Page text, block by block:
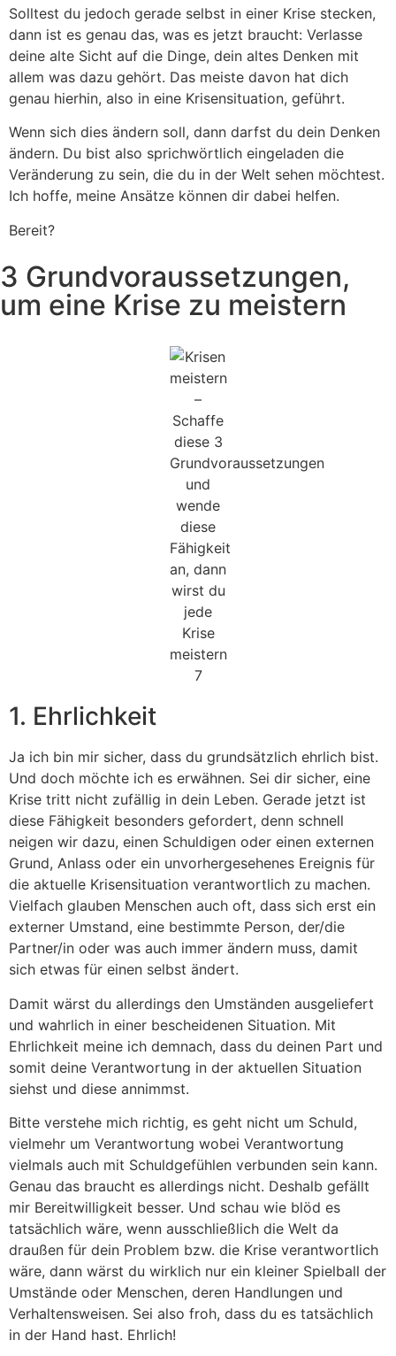
Solltest du jedoch gerade selbst in einer Krise stecken,
dann ist es genau das, was es jetzt braucht: Verlasse
deine alte Sicht auf die Dinge, dein altes Denken mit
allem was dazu gehört. Das meiste davon hat dich
genau hierhin, also in eine Krisensituation, geführt.
Wenn sich dies ändern soll, dann darfst du dein Denken
ändern. Du bist also sprichwörtlich eingeladen die
Veränderung zu sein, die du in der Welt sehen möchtest.
Ich hoffe, meine Ansätze können dir dabei helfen.
Bereit?
3 Grundvoraussetzungen,
um eine Krise zu meistern
1. Ehrlichkeit
Ja ich bin mir sicher, dass du grundsätzlich ehrlich bist.
Und doch möchte ich es erwähnen. Sei dir sicher, eine
Krise tritt nicht zufällig in dein Leben. Gerade jetzt ist
diese Fähigkeit besonders gefordert, denn schnell
neigen wir dazu, einen Schuldigen oder einen externen
Grund, Anlass oder ein unvorhergesehenes Ereignis für
die aktuelle Krisensituation verantwortlich zu machen.
Vielfach glauben Menschen auch oft, dass sich erst ein
externer Umstand, eine bestimmte Person, der/die
Partner/in oder was auch immer ändern muss, damit
sich etwas für einen selbst ändert.
Damit wärst du allerdings den Umständen ausgeliefert
und wahrlich in einer bescheidenen Situation. Mit
Ehrlichkeit meine ich demnach, dass du deinen Part und
somit deine Verantwortung in der aktuellen Situation
siehst und diese annimmst.
Bitte verstehe mich richtig, es geht nicht um Schuld,
vielmehr um Verantwortung wobei Verantwortung
vielmals auch mit Schuldgefühlen verbunden sein kann.
Genau das braucht es allerdings nicht. Deshalb gefällt
mir Bereitwilligkeit besser. Und schau wie blöd es
tatsächlich wäre, wenn ausschließlich die Welt da
draußen für dein Problem bzw. die Krise verantwortlich
wäre, dann wärst du wirklich nur ein kleiner Spielball der
Umstände oder Menschen, deren Handlungen und
Verhaltensweisen. Sei also froh, dass du es tatsächlich
in der Hand hast. Ehrlich!